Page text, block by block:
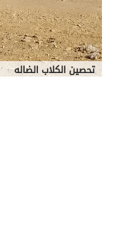
تحصين الكلاب الضاله